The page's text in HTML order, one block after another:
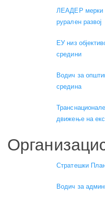
ЛЕАДЕР мерки
рурален развој
ЕУ низ
средини
Водич за
средина
движење на
Стратешки
Водич за